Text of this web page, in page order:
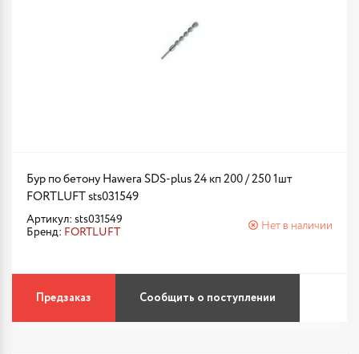
Бур по бетону Hawera SDS-plus 24 кп 200 / 250 1шт
FORTLUFT sts031549
Артикул: sts031549
Бренд: FORTLUFT
Нет в наличии
Предзаказ Сообщить о поступлении